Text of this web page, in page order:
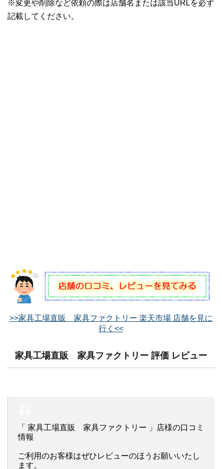
※変更や削除など依頼の際は店舗名または該当URLを必ず
記載してください。
>>家具工場直販 家具ファクトリー 楽天市場 店舗を見に
行く<<
家具工場直販 家具ファクトリー 評価 レビュー
「 家具工場直販 家具ファクトリー 」店様の口コミ
情報
ご利用のお客様はぜひレビューのほうお願いいたし
ます。